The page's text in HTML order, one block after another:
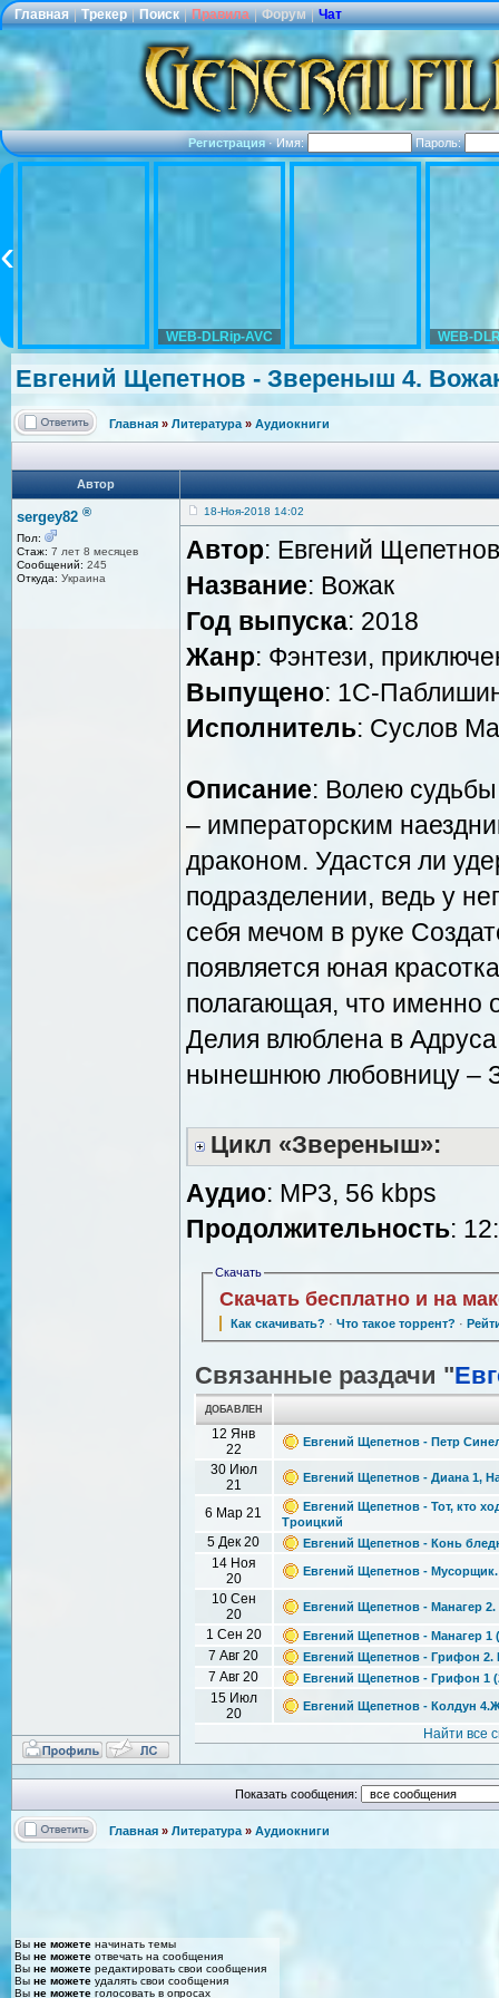
Главная | Трекер | Поиск | Правила | Форум | Чат
Регистрация·Имя: Пароль:
WEB-DLRip-AVC WEB-
Евгений Щепетнов - Звереныш 4.
Главная » Литература » Аудиокниги
Автор
sergey82 ®
Пол:
Стаж: 7 лет 8 месяцев
Сообщений: 245
Откуда: Украина
18-Ноя-2018 14:02
Автор: Евгений Щепетнов
Название: Вожак
Год выпуска: 2018
Жанр: Фэнтези,
Выпущено: 1С-
Исполнитель: Суслов
Описание: Волею
– императорским
драконом. Удастся ли
подразделении, ведь у
себя мечом в руке
появляется юная
полагающая, что именно
Делия влюблена в Адруса
нынешнюю любовницу –
Цикл «Звереныш»:
Аудио: MP3, 56 kbps
Продолжительность:
Скачать
Скачать бесплатно и на
Как скачивать? · Что такое торрент? ·
Связанные раздачи "
ДОБАВЛЕН
12 Янв
22
Евгений Щепетнов - Петр
30 Июл
21
Евгений Щепетнов - Диана 1,
6 Мар 21
Евгений Щепетнов - Тот, кто
Троицкий
5 Дек 20 Евгений Щепетнов - Конь
14 Ноя
20
Евгений Щепетнов - Мусорщик.
10 Сен
20
Евгений Щепетнов - Манагер 2.
1 Сен 20 Евгений Щепетнов - Манагер 1
7 Авг 20 Евгений Щепетнов - Грифон 2.
7 Авг 20 Евгений Щепетнов - Грифон 1
15 Июл
20
Евгений Щепетнов - Колдун
Найти все
Показать сообщения:
Главная » Литература » Аудиокниги
Вы не можете начинать темы
Вы не можете отвечать на сообщения
Вы не можете редактировать свои сообщения
Вы не можете удалять свои сообщения
Вы не можете голосовать в опросах